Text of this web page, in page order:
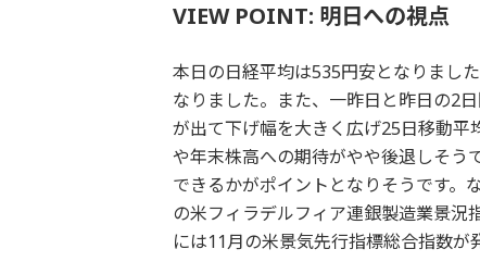
VIEW POINT: 明日への視点
本日の日経平均は535円安となりまし
なりました。また、一昨日と昨日の2
が出て下げ幅を大きく広げ25日移動
や年末株高への期待がやや後退しそう
できるかがポイントとなりそうです。
の米フィラデルフィア連銀製造業景況
には11月の米景気先行指標総合指数が